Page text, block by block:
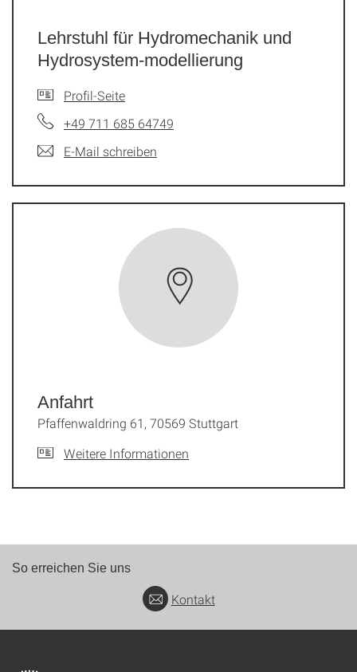
Lehrstuhl für Hydromechanik und
Hydrosystem-modellierung
Profil-Seite
+49 711 685 64749
E-Mail schreiben
Anfahrt
Pfaffenwaldring 61, 70569 Stuttgart
Weitere Informationen
So erreichen Sie uns
Kontakt